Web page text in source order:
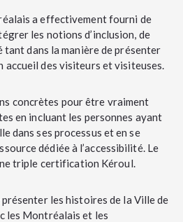
a effectivement fourni de
les notions d’inclusion, de
dans la manière de présenter
accueil des visiteurs et visiteuses.
concrètes pour être vraiment
en incluant les personnes ayant
dans ses processus et en se
dédiée à l’accessibilité. Le
triple certification Kéroul.
présenter les histoires de la Ville de
les Montréalais et les